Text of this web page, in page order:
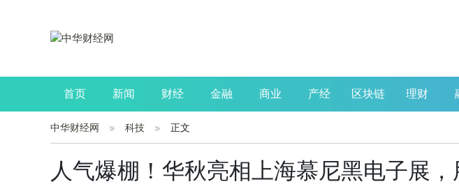
首页 新闻 财经 金融 商业 产经 区块链 理财
公司 生活 读书
中华财经网 科技 正文
人气爆棚！华秋亮相上海慕尼黑电子展，